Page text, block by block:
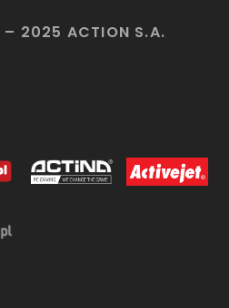
2025 ACTION S.A.